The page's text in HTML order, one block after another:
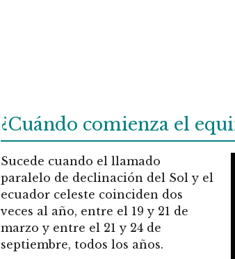
¿Cuándo comienza el
Sucede cuando el llamado
paralelo de declinación del Sol y el
ecuador celeste coinciden dos
veces al año, entre el 19 y 21 de
marzo y entre el 21 y 24 de
septiembre, todos los años.